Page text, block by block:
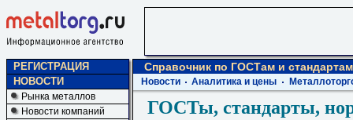
РЕГИСТРАЦИЯ
НОВОСТИ
Рынка металлов
Новости компаний
Справочник по ГОСТам и стандартам
Новости Аналитика и цены
ГОСТы, стандарты,